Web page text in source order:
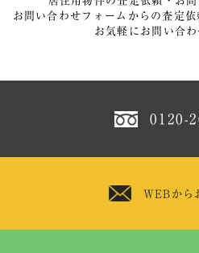
お問い合わせフォームからの査定
お気軽にお問い合わ
0120-
WEBから